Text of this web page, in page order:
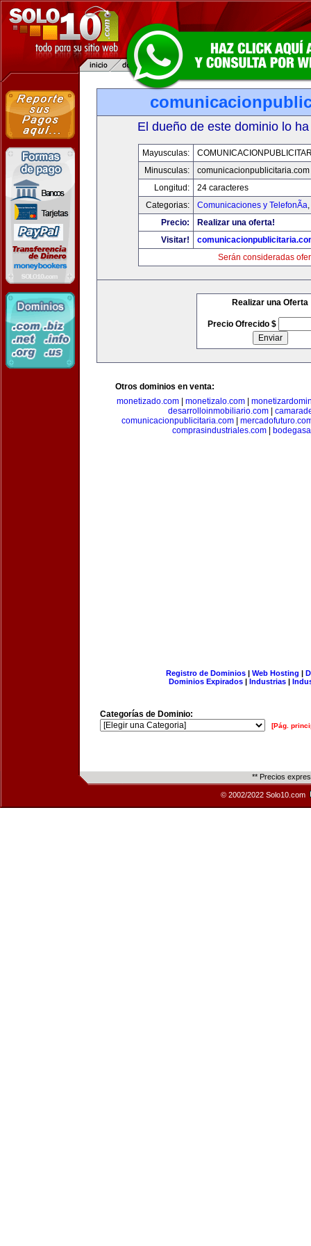
El dueño de este dominio lo
Mayusculas:
Minusculas:
comunicacionpublicitaria.com
Longitud:
24 caracteres
Categorias:
Comunicaciones y TelefonÃ­a,
Precio:
Realizar una oferta!
Visitar!
Serán consideradas
Realizar una Oferta
Precio Ofrecido $
Otros dominios en venta:
monetizado.com
monetizalo.com
desarrolloinmobiliario.com
comunicacionpublicitaria.com|
comprasindustriales.com|
Registro de Dominios| Web Hosting |
Dominios Expirados | Industrias |
Categorías de Dominio:
[Pág.
** Precios
© 2002/2022 Solo10.com